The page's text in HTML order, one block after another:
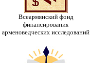
Всеармянский фонд
финансирования
арменоведческих исследований